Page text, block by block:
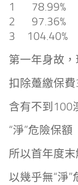
1 78.99%
2 97.36%
3
第一年身故
扣除躉繳保
含有不到100
“淨”危險保額
所以首年度末
以幾乎無“淨